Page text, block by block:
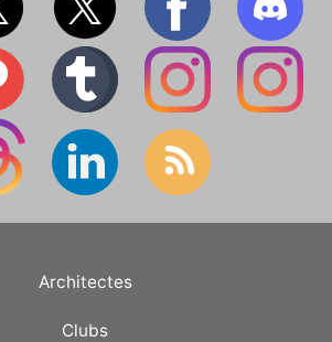
Architectes
Clubs